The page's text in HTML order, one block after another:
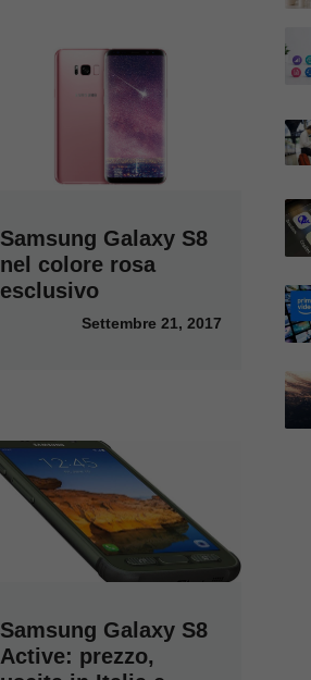
Samsung Galaxy S8
nel colore rosa
esclusivo
Settembre 21, 2017
Samsung Galaxy S8
Active: prezzo,